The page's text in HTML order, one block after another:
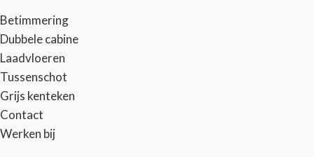
Betimmering
Dubbele cabine
Laadvloeren
Tussenschot
Grijs kenteken
Contact
Werken bij